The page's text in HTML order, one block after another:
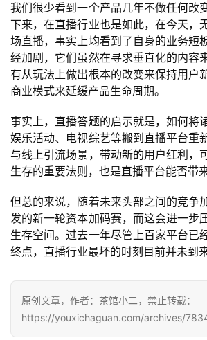
我们很少看到一个产品几年不做任何改
下来，在直播行业也是如此，在今天，
场直播，事实上均看到了自身的业务短
经加剧，它们虽然在寻求垂直化的内容
有从玩法上做出根本的改变来保持用户
商业模式来延缓产品生命周期。
事实上，直播答题的启示就是，如何将
娱乐活动、电视综艺等搬到直播平台重
与线上引流场景，带动新的用户红利，
生存的重要法则，也是直播平台能否带
但总的来说，随着未来头部之间的竞争
发的新一轮资本加码赛，而这会进一步
生存空间。过去一年尽管上百家平台已
终点，直播行业最坏的时刻目前并未到来
原创文章，作者：茶馆小二，禁止转载：
https://youxichaguan.com/archives/